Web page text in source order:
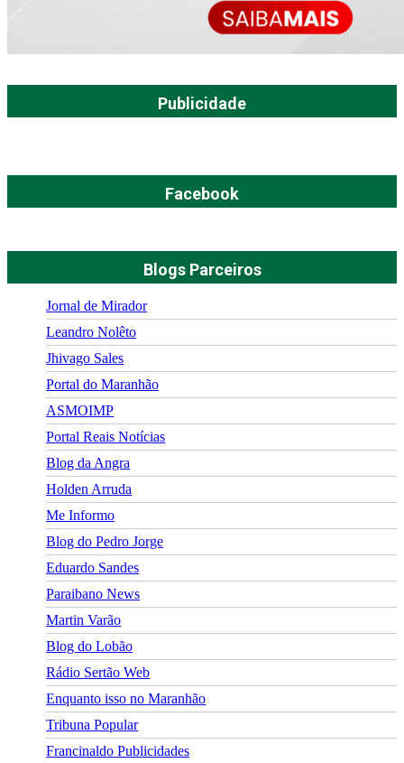
Publicidade
Facebook
Blogs Parceiros
Jornal de Mirador
Leandro Nolêto
Jhivago Sales
Portal do Maranhão
ASMOIMP
Portal Reais Notí­cias
Blog da Angra
Holden Arruda
Me Informo
Blog do Pedro Jorge
Eduardo Sandes
Paraibano News
Martin Varão
Blog do Lobão
Rádio Sertão Web
Enquanto isso no Maranhão
Tribuna Popular
Francinaldo Publicidades